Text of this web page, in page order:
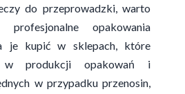
do przeprowadzki, warto
profesjonalne opakowania
je kupić w sklepach, które
w produkcji opakowań i
w przypadku przenosin,